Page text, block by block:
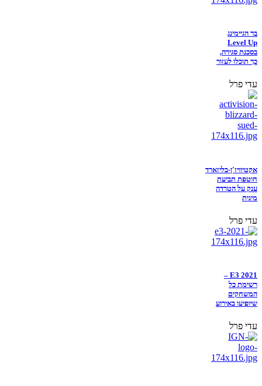
בר הגיימינג
Level Up
בסכנת סגירה,
כך תוכלו לעזור
עדי פרל
אקטיוויז'ן-בליזארד
חוטפת תביעת
ענק על הטרדה
מינית
עדי פרל
E3 2021 –
רשימת כל
המשחקים
שיופיעו באירוע
עדי פרל